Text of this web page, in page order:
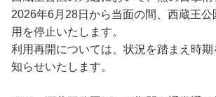
2026年6月28日から当面の間、西蔵王公
用を停止いたします。
利用再開については、状況を踏まえ時
知らせいたします。